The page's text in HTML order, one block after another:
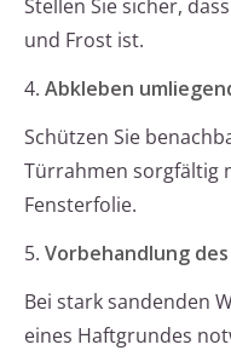
Stellen Sie sicher,
und Frost ist.
4. Abkleben
Schützen Sie
Türrahmen sorgfältig
Fensterfolie.
5. Vorbehandlung
Bei stark sandenden
eines Haftgrundes